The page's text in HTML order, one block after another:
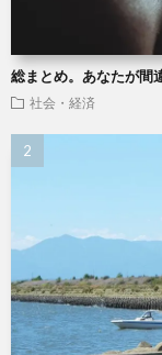
総まとめ。あなたが間
社会・経済